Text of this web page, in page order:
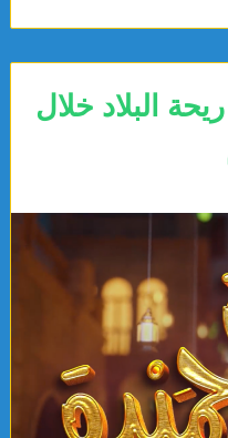
البلاد خلال